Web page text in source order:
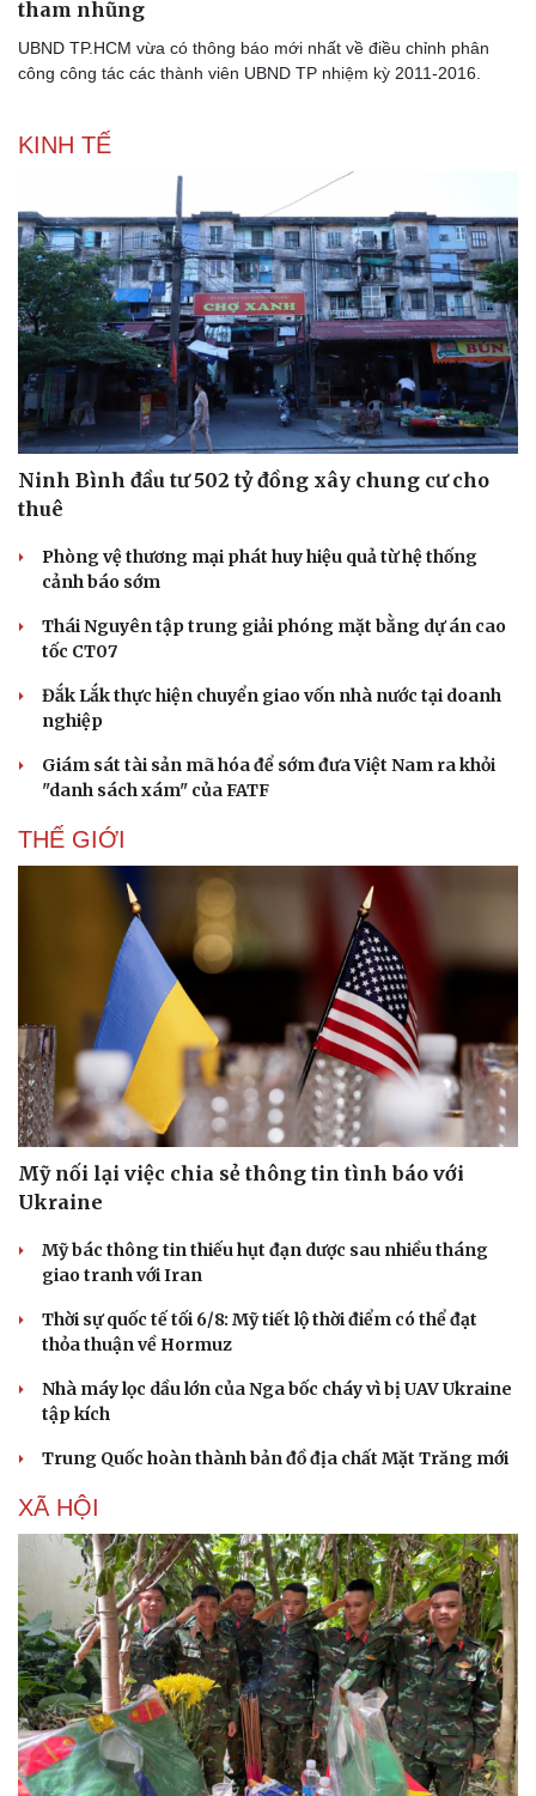
Lịch thi đấu bóng đá
Thế giới thể thao
Hậu trường
Ô tô - Xe máy
Xe máy
Tư vấn
tham nhũng
UBND TP.HCM vừa có thông báo mới nhất về điều chỉnh phân
công công tác các thành viên UBND TP nhiệm kỳ 2011-2016.
KINH TẾ
Ninh Bình đầu tư 502 tỷ đồng xây chung cư cho
thuê
Phòng vệ thương mại phát huy hiệu quả từ hệ thống
cảnh báo sớm
Thái Nguyên tập trung giải phóng mặt bằng dự án cao
tốc CT07
Đắk Lắk thực hiện chuyển giao vốn nhà nước tại doanh
nghiệp
Giám sát tài sản mã hóa để sớm đưa Việt Nam ra khỏi
"danh sách xám" của FATF
THẾ GIỚI
Mỹ nối lại việc chia sẻ thông tin tình báo với
Ukraine
Mỹ bác thông tin thiếu hụt đạn dược sau nhiều tháng
giao tranh với Iran
Thời sự quốc tế tối 6/8: Mỹ tiết lộ thời điểm có thể đạt
thỏa thuận về Hormuz
Nhà máy lọc dầu lớn của Nga bốc cháy vì bị UAV Ukraine
tập kích
Trung Quốc hoàn thành bản đồ địa chất Mặt Trăng mới
XÃ HỘI